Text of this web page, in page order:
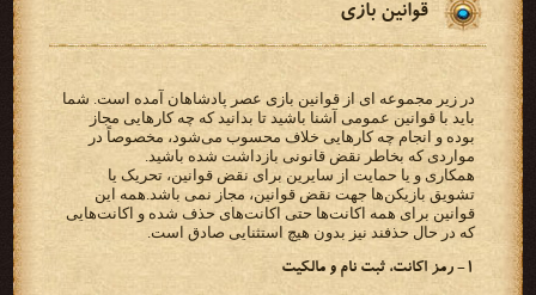
قوانین بازی
در زیر مجموعه ای از قوانین بازی عصر پادشاهان آمده است. شما
باید با قوانین عمومی آشنا باشید تا بدانید که چه کارهایی مجاز
بوده و انجام چه کارهایی خلاف محسوب می‌شود، مخصوصاً در
مواردی که بخاطر نقض قانونی بازداشت شده باشید.
همکاری و یا حمایت از سایرین برای نقض قوانین، تحریک یا
تشویق بازیکن‌ها جهت نقض قوانین، مجاز نمی باشد.همه این
قوانین برای همه اکانت‌ها حتی اکانت‌های حذف شده و اکانت‌هایی
که در حال حذفند نیز بدون هیچ استثنایی صادق است.
۱- رمز اکانت، ثبت نام و مالکیت